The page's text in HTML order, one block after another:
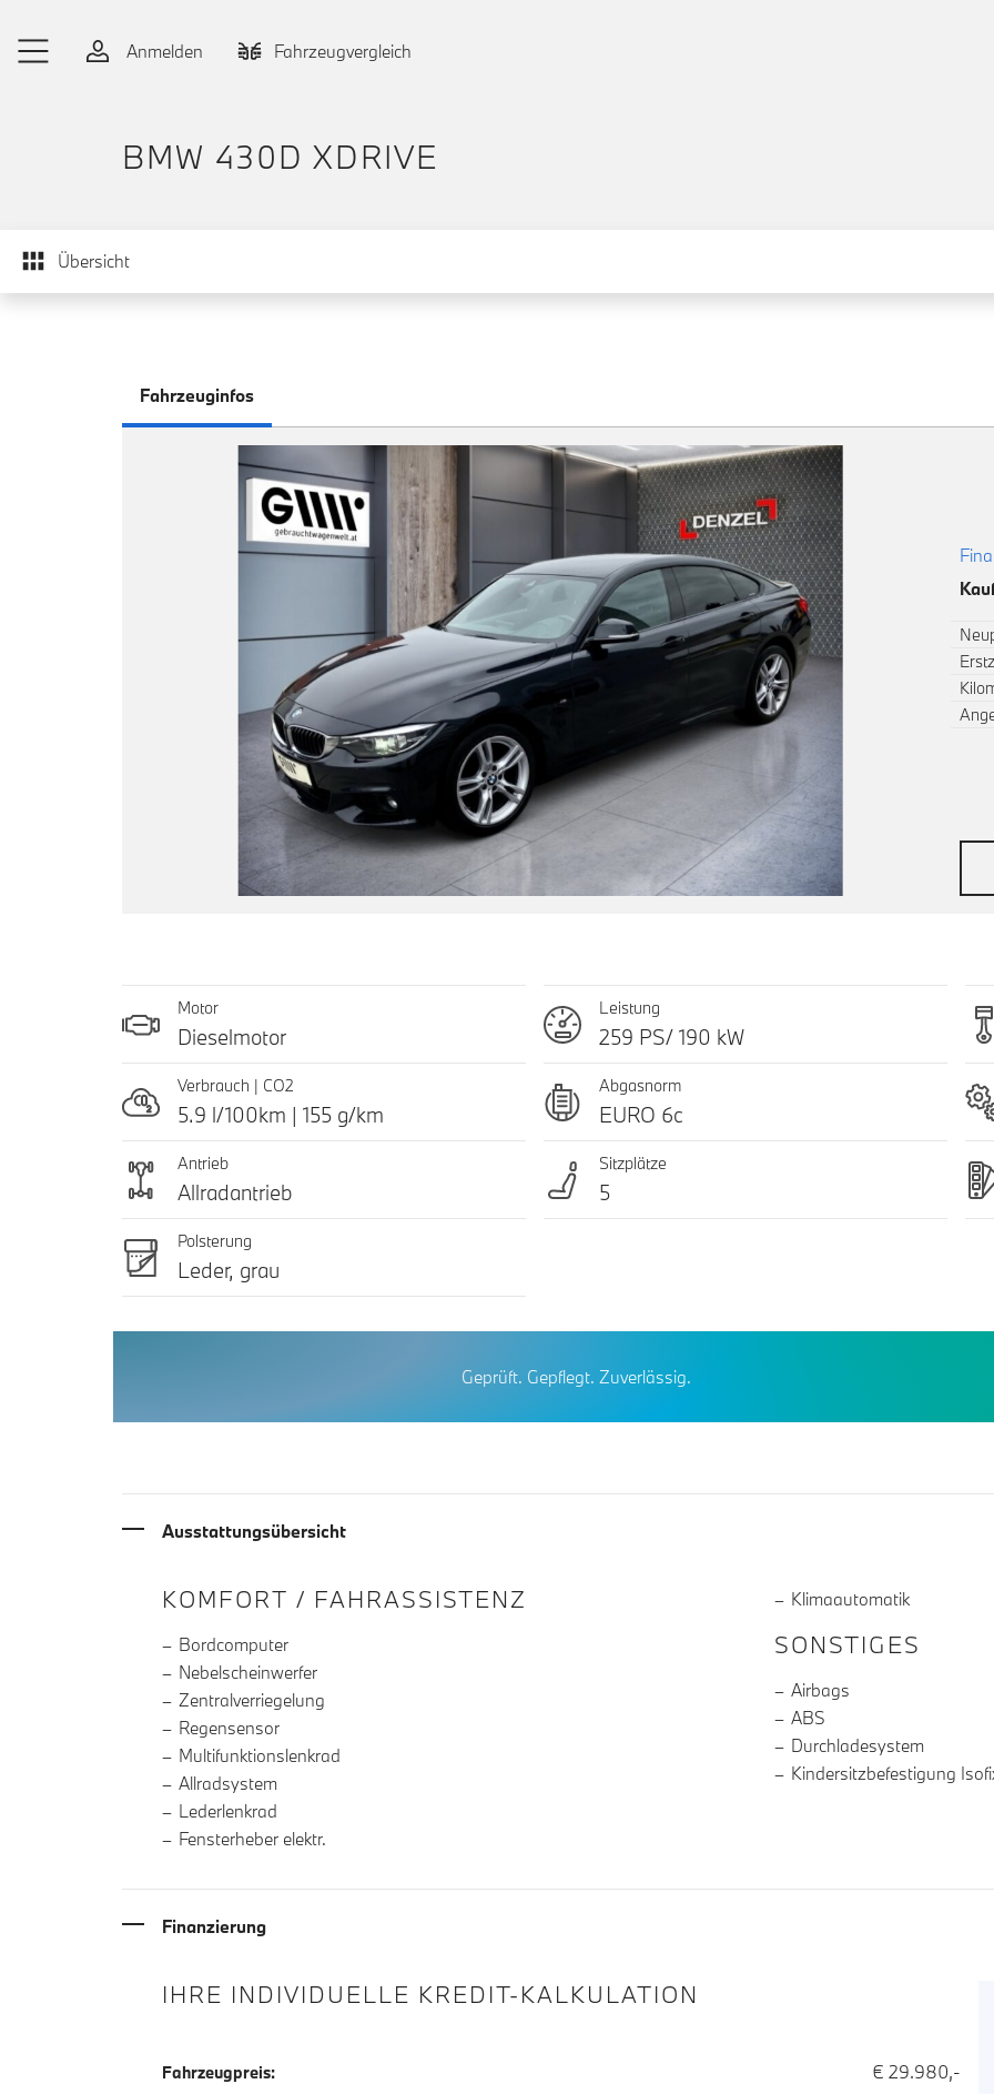
Anmelden
Fahrzeugvergleich
BMW 430D XDRIVE
Übersicht
Fahrzeuginfos
Motor
Dieselmotor
Leistung
259 PS/ 190 kW
Verbrauch | CO2
5.9 l/100km | 155 g/km
Abgasnorm
EURO 6c
Antrieb
Allradantrieb
Sitzplätze
5
Polsterung
Leder, grau
Geprüft. Gepflegt. Zuverlässig.
Ausstattungsübersicht
INFORMATIONEN ÜBER DIE AUSSTATTUNG
KOMFORT / FAHRASSISTENZ
Bordcomputer
Nebelscheinwerfer
Zentralverriegelung
Regensensor
Multifunktionslenkrad
Allradsystem
Lederlenkrad
Fensterheber elektr.
Klimaautomatik
SONSTIGES
Airbags
ABS
Durchladesystem
Kindersitzbefestigung
Finanzierung
IHRE INDIVIDUELLE KREDIT-KALKULATION
Fahrzeugpreis: € 29.980,-